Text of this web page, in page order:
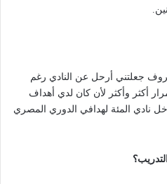
جعلتني أرحل عن النادي رغم
أكثر وأكثر لأن كان لدي أهداف
نادي المئة لهدافي الدوري المصري